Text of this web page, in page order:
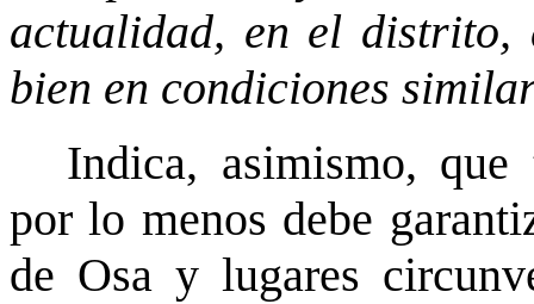
actualidad, en el
bien en condiciones
Indica, asimismo, que
por lo menos debe
de Osa y lugares